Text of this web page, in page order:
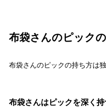
布袋さんのピック
布袋さんのピックの持ち方は独
布袋さんはピックを深く持